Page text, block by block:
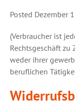
Posted Dezember
(Verbraucher ist
Rechtsgeschäft
weder ihrer
beruflichen